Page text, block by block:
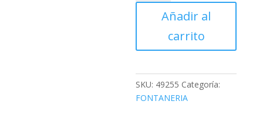
acero
inoxidable
baño
cantidad
Añadir al
carrito
SKU: 49255 Categoría:
FONTANERIA